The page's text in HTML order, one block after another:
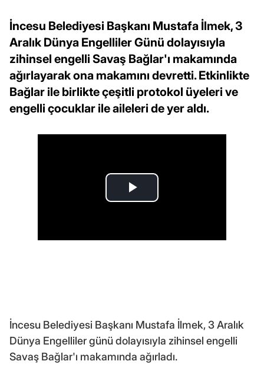
İncesu Belediyesi Başkanı Mustafa İlmek, 3
Aralık Dünya Engelliler Günü dolayısıyla
zihinsel engelli Savaş Bağlar'ı makamında
ağırlayarak ona makamını devretti. Etkinlikte
Bağlar ile birlikte çeşitli protokol üyeleri ve
engelli çocuklar ile aileleri de yer aldı.
İncesu Belediyesi Başkanı Mustafa İlmek, 3 Aralık
Dünya Engelliler günü dolayısıyla zihinsel engelli
Savaş Bağlar'ı makamında ağırladı.